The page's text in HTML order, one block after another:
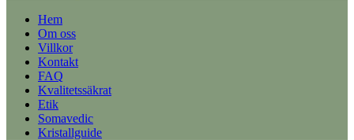
Hem
Om oss
Villkor
Kontakt
FAQ
Kvalitetssäkrat
Etik
Somavedic
Kristallguide